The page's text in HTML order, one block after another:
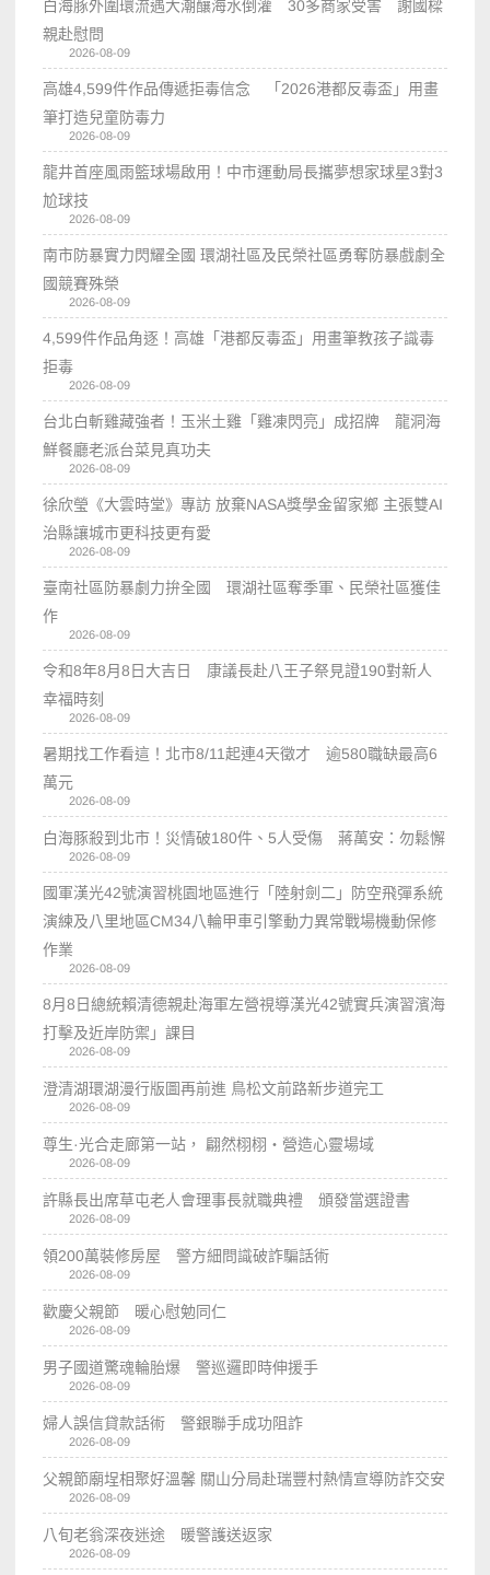
白海豚外圍環流遇大潮釀海水倒灌 30多商家受害 謝國樑
親赴慰問
2026-08-09
高雄4,599件作品傳遞拒毒信念 「2026港都反毒盃」用畫
筆打造兒童防毒力
2026-08-09
龍井首座風雨籃球場啟用！中市運動局長攜夢想家球星3對3
尬球技
2026-08-09
南市防暴實力閃耀全國 環湖社區及民榮社區勇奪防暴戲劇全
國競賽殊榮
2026-08-09
4,599件作品角逐！高雄「港都反毒盃」用畫筆教孩子識毒
拒毒
2026-08-09
台北白斬雞藏強者！玉米土雞「雞凍閃亮」成招牌 龍洞海
鮮餐廳老派台菜見真功夫
2026-08-09
徐欣瑩《大雲時堂》專訪 放棄NASA獎學金留家鄉 主張雙AI
治縣讓城市更科技更有愛
2026-08-09
臺南社區防暴劇力拚全國 環湖社區奪季軍、民榮社區獲佳
作
2026-08-09
令和8年8月8日大吉日 康議長赴八王子祭見證190對新人
幸福時刻
2026-08-09
暑期找工作看這！北市8/11起連4天徵才 逾580職缺最高6
萬元
2026-08-09
白海豚殺到北市！災情破180件、5人受傷 蔣萬安：勿鬆懈
2026-08-09
國軍漢光42號演習桃園地區進行「陸射劍二」防空飛彈系統
演練及八里地區CM34八輪甲車引擎動力異常戰場機動保修
作業
2026-08-09
8月8日總統賴清德親赴海軍左營視導漢光42號實兵演習濱海
打擊及近岸防禦」課目
2026-08-09
澄清湖環湖漫行版圖再前進 鳥松文前路新步道完工
2026-08-09
尊生·光合走廊第一站， 翩然栩栩・營造心靈場域
2026-08-09
許縣長出席草屯老人會理事長就職典禮 頒發當選證書
2026-08-09
領200萬裝修房屋 警方細問識破詐騙話術
2026-08-09
歡慶父親節 暖心慰勉同仁
2026-08-09
男子國道驚魂輪胎爆 警巡邏即時伸援手
2026-08-09
婦人誤信貸款話術 警銀聯手成功阻詐
2026-08-09
父親節廟埕相聚好溫馨 關山分局赴瑞豐村熱情宣導防詐交安
2026-08-09
八旬老翁深夜迷途 暖警護送返家
2026-08-09